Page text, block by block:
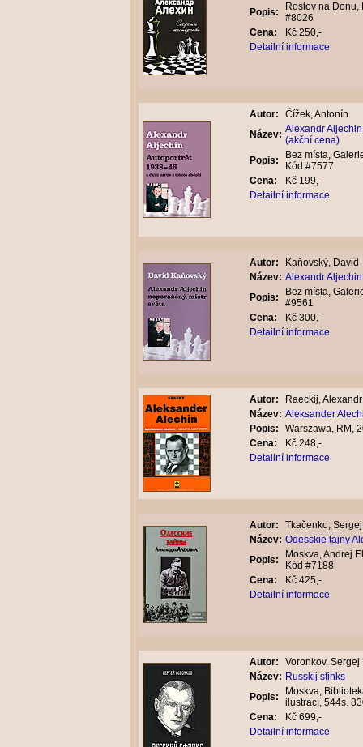
Popis:
Rostov na Donu,
#8026
Cena:
Kč 250,-
Detailní informace
Autor:
Čížek, Antonín
Název: Alexandr
(akční cena)
Popis:
Bez místa,
Kód #7577
Cena:
Kč 199,-
Detailní informace
Autor:
Kaňovský, David
Název: Alexandr
Popis:
Bez místa,
#9561
Cena:
Kč 300,-
Detailní informace
Autor:
Raeckij,
Název: Aleksander
Popis:
Warszawa, RM,
Cena:
Kč 248,-
Detailní informace
Autor:
Tkačenko, Sergej
Název: Odesskie tajny
Popis:
Moskva, Andrej
Kód #7188
Cena:
Kč 425,-
Detailní informace
Autor:
Voronkov, Sergej
Název: Russkij sfinks
Popis:
Moskva,
ilustrací, 544s.
Cena:
Kč 699,-
Detailní informace